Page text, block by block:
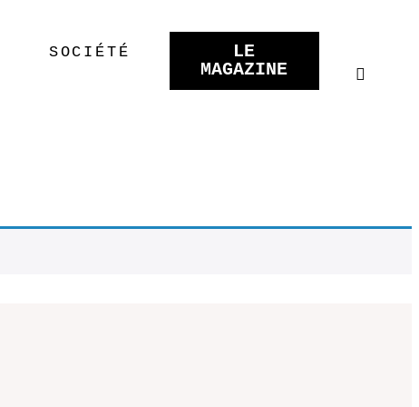
SOCIÉTÉ
LE
MAGAZINE